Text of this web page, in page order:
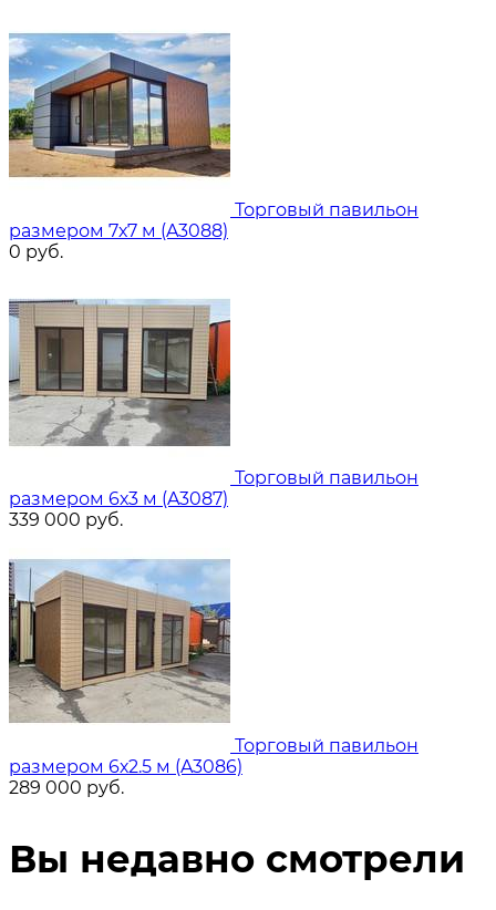
Торговый павильон
размером 7х7 м (A3088)
0 руб.
Торговый павильон
размером 6х3 м (A3087)
339 000 руб.
Торговый павильон
размером 6х2.5 м (A3086)
289 000 руб.
Вы недавно смотрели